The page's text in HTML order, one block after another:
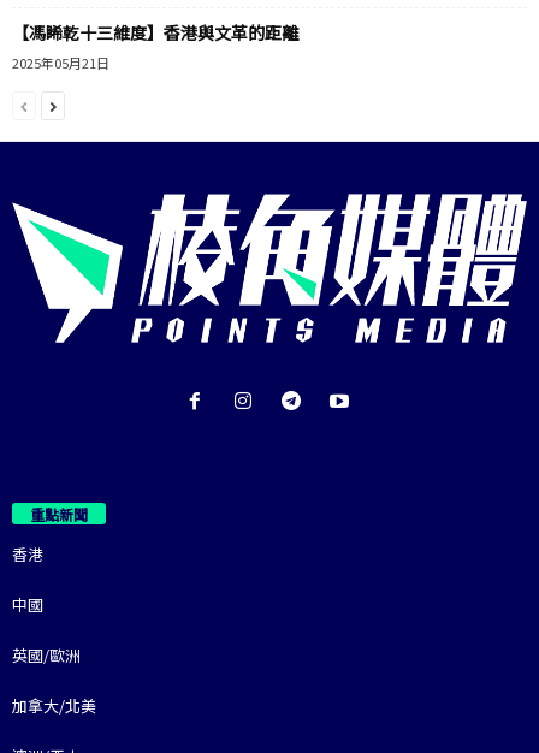
【馮睎乾十三維度】香港與文革的距離
2025年05月21日
重點新聞
香港
中國
英國/歐洲
加拿大/北美